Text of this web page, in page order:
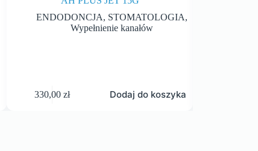
ENDODONCJA, STOMATOLOGIA,
Wypełnienie kanałów
330,00 zł Dodaj do koszyka